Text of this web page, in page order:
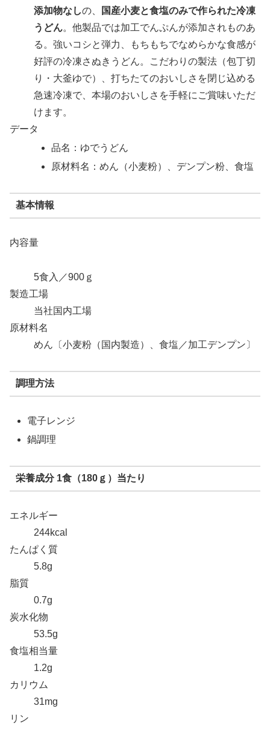
添加物なしの、
国産小麦と食塩のみで作られた冷凍
うどん。他製品では加工でんぷんが添加されものあ
る。強いコシと弾力、もちもちでなめらかな食感が
好評の冷凍さぬきうどん。こだわりの製法（包丁切
り・大釜ゆで）、打ちたてのおいしさを閉じ込める
急速冷凍で、本場のおいしさを手軽にご賞味いただ
けます。
データ
品名：ゆでうどん
原材料名：めん（小麦粉）、デンプン粉、食塩
基本情報
内容量
5食入／900ｇ
製造工場
当社国内工場
原材料名
めん〔小麦粉（国内製造）、食塩／加工デンプン〕
調理方法
電子レンジ
鍋調理
栄養成分 1食（180ｇ）当たり
エネルギー
244kcal
たんぱく質
5.8g
脂質
0.7g
炭水化物
53.5g
食塩相当量
1.2g
カリウム
31mg
リン